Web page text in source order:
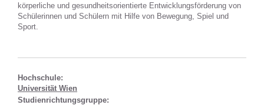
körperliche und gesundheitsorientierte Entwicklungsförderung von
Schülerinnen und Schülern mit Hilfe von Bewegung, Spiel und
Sport.
Hochschule:
Universität Wien
Studienrichtungsgruppe: